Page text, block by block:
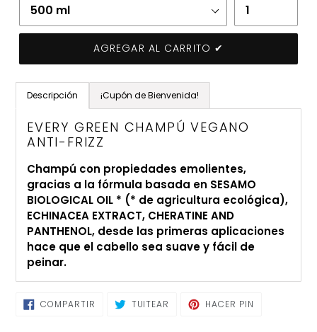
AGREGAR AL CARRITO ✔
de
compra
Descripción ¡Cupón de Bienvenida!
EVERY GREEN CHAMPÚ VEGANO
ANTI-FRIZZ
Champú con propiedades emolientes,
gracias a la fórmula basada en SESAMO
BIOLOGICAL OIL * (* de agricultura ecológica),
ECHINACEA EXTRACT, CHERATINE AND
PANTHENOL, desde las primeras aplicaciones
hace que el cabello sea suave y fácil de
peinar.
COMPARTIR COMPARTIRTUITEAR TUITEARHACER PIN